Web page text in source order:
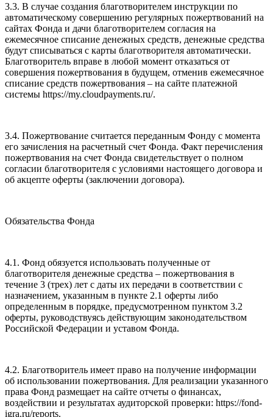
3.3. В случае создания благотворителем инструкции по
автоматическому совершению регулярных пожертвований на
сайтах Фонда и дачи благотворителем согласия на
ежемесячное списание денежных средств, денежные средства
будут списываться с карты благотворителя автоматически.
Благотворитель вправе в любой момент отказаться от
совершения пожертвования в будущем, отменив ежемесячное
списание средств пожертвования – на сайте платежной
системы https://my.cloudpayments.ru/.
3.4. Пожертвование считается переданным Фонду с момента
его зачисления на расчетный счет Фонда. Факт перечисления
пожертвования на счет Фонда свидетельствует о полном
согласии благотворителя с условиями настоящего договора и
об акцепте оферты (заключении договора).
Обязательства Фонда
4.1. Фонд обязуется использовать полученные от
благотворителя денежные средства – пожертвования в
течение 3 (трех) лет с даты их передачи в соответствии с
назначением, указанным в пункте 2.1 оферты либо
определенным в порядке, предусмотренном пунктом 3.2
оферты, руководствуясь действующим законодательством
Российской Федерации и уставом Фонда.
4.2. Благотворитель имеет право на получение информации
об использовании пожертвования. Для реализации указанного
права Фонд размещает на сайте отчеты о финансах,
воздействии и результатах аудиторской проверки: https://fond-
igra.ru/reports.